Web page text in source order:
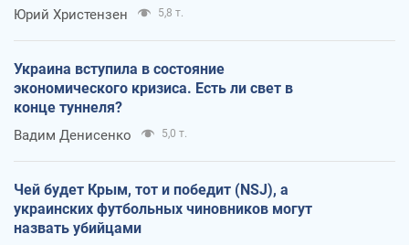
Юрий Христензен 5,8 т.
Украина вступила в состояние
экономического кризиса. Есть ли свет в
конце туннеля?
Вадим Денисенко 5,0 т.
Чей будет Крым, тот и победит (NSJ), а
украинских футбольных чиновников могут
назвать убийцами